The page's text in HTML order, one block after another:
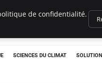
SCIENCES DU CLIMAT
de confidentialité.